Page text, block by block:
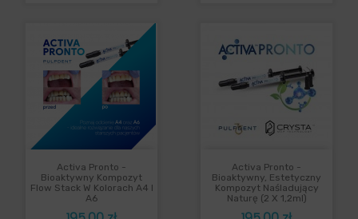
Activa Pronto -
Bioaktywny Kompozyt
Flow Stack W Kolorach A4 I
A6
Activa Pronto -
Bioaktywny, Estetyczny
Kompozyt Naśladujący
Naturę (2 X 1,2ml)